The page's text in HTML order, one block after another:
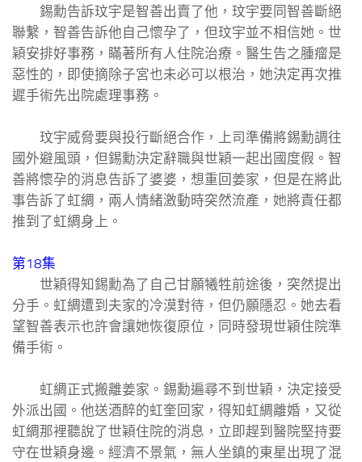
錫勳告訴玟宇是智善出賣了他，玟宇要同智善斷絕
聯繫，智善告訴他自己懷孕了，但玟宇並不相信她。世
穎安排好事務，瞞著所有人住院治療。醫生告之腫瘤是
惡性的，即使摘除子宮也未必可以根治，她決定再次推
遲手術先出院處理事務。
玟宇威脅要與投行斷絕合作，上司準備將錫勳調往
國外避風頭，但錫勳決定辭職與世穎一起出國度假。智
善將懷孕的消息告訴了婆婆，想重回姜家，但是在將此
事告訴了虹綢，兩人情緒激動時突然流產，她將責任都
推到了虹綢身上。
第18集
世穎得知錫勳為了自己甘願犧牲前途後，突然提出
分手。虹綢遭到夫家的冷漠對待，但仍願隱忍。她去看
望智善表示也許會讓她恢復原位，同時發現世穎住院準
備手術。
虹綢正式搬離姜家。錫勳遍尋不到世穎，決定接受
外派出國。他送酒醉的虹奎回家，得知虹綢離婚，又從
虹綢那裡聽說了世穎住院的消息，立即趕到醫院堅持要
守在世穎身邊。經濟不景氣，無人坐鎮的東星出現了混